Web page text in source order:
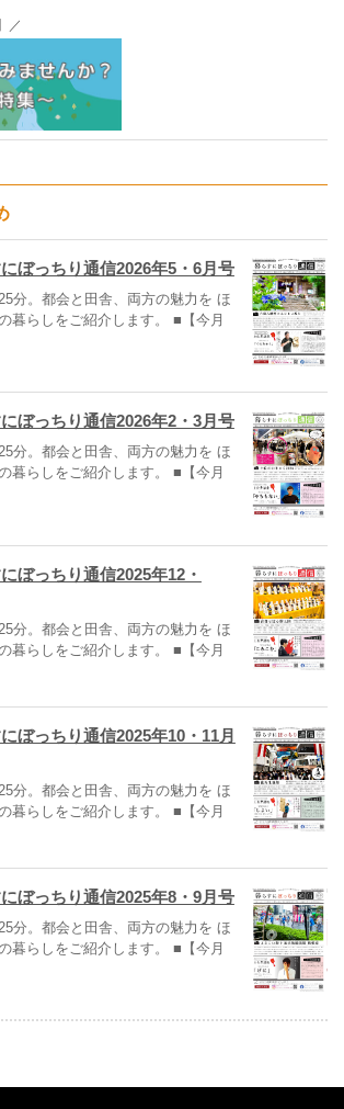
／
にぼっちり通信2026年5・6月号
分。都会と田舎、両方の魅力を ほ
暮らしをご紹介します。 ■【今月
にぼっちり通信2026年2・3月号
分。都会と田舎、両方の魅力を ほ
暮らしをご紹介します。 ■【今月
ぼっちり通信2025年12・
分。都会と田舎、両方の魅力を ほ
暮らしをご紹介します。 ■【今月
ぼっちり通信2025年10・11月
分。都会と田舎、両方の魅力を ほ
暮らしをご紹介します。 ■【今月
にぼっちり通信2025年8・9月号
分。都会と田舎、両方の魅力を ほ
暮らしをご紹介します。 ■【今月